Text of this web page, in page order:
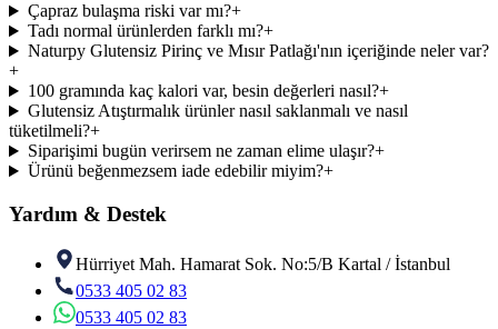
Çapraz bulaşma riski var mı?+
Tadı normal ürünlerden farklı mı?+
Naturpy Glutensiz Pirinç ve Mısır Patlağı'nın içeriğinde neler var?
+
100 gramında kaç kalori var, besin değerleri nasıl?+
Glutensiz Atıştırmalık ürünler nasıl saklanmalı ve nasıl
tüketilmeli?+
Siparişimi bugün verirsem ne zaman elime ulaşır?+
Ürünü beğenmezsem iade edebilir miyim?+
Yardım & Destek
Hürriyet Mah. Hamarat Sok. No:5/B Kartal / İstanbul
0533 405 02 83
0533 405 02 83